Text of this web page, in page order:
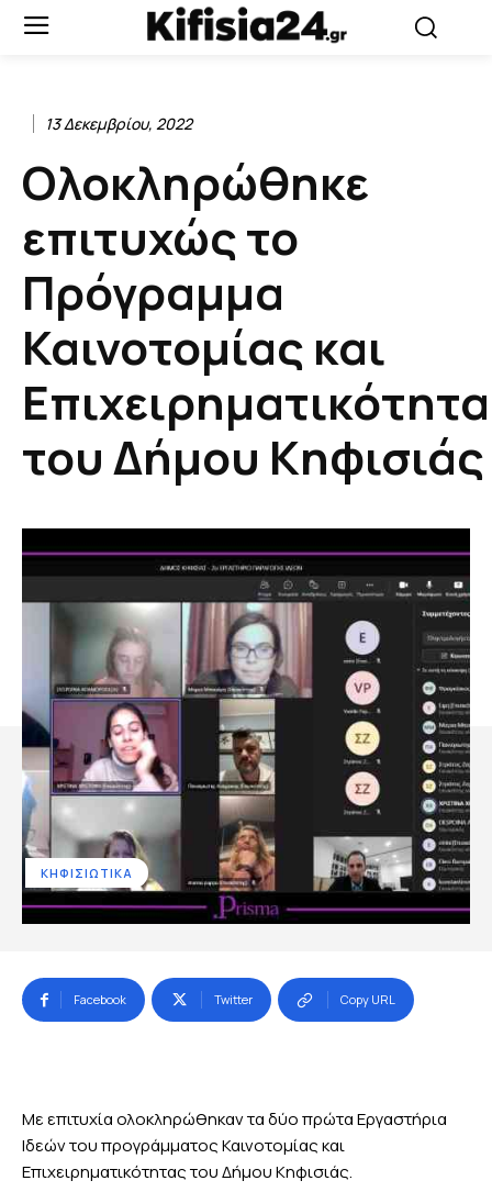
13 Δεκεμβρίου, 2022
Ολοκληρώθηκε
επιτυχώς το
Πρόγραμμα
Καινοτομίας και
του Δήμου Κηφισιάς
ΚΗΦΙΣΙΩΤΙΚΑ
Facebook Twitter Copy URL
Με επιτυχία ολοκληρώθηκαν τα δύο πρώτα Εργαστήρια
Ιδεών του προγράμματος Καινοτομίας και
Επιχειρηματικότητας του Δήμου Κηφισιάς.